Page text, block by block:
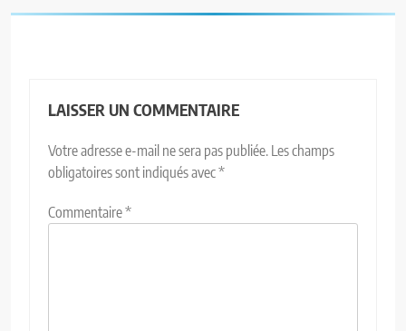
LAISSER UN COMMENTAIRE
Votre adresse e-mail ne sera pas publiée. Les champs
obligatoires sont indiqués avec*
Commentaire*